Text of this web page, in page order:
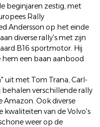
beginjaren zestig, met
Rally
Andersson op het einde
diverse rally's met zijn
B16 sportmotor. Hij
een baan aanbood
uit met Tom Trana, Carl-
behalen verschillende rally
Amazon. Ook diverse
kwaliteiten van de Volvo's
weer op de